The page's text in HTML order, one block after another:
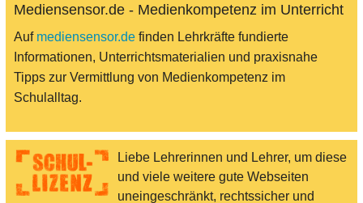
Mediensensor.de - Medienkompetenz im Unterricht
Auf mediensensor.de finden Lehrkräfte fundierte
Informationen, Unterrichtsmaterialien und praxisnahe
Tipps zur Vermittlung von Medienkompetenz im
Schulalltag.
Liebe Lehrerinnen und Lehrer, um diese
und viele weitere gute Webseiten
uneingeschränkt, rechtssicher und